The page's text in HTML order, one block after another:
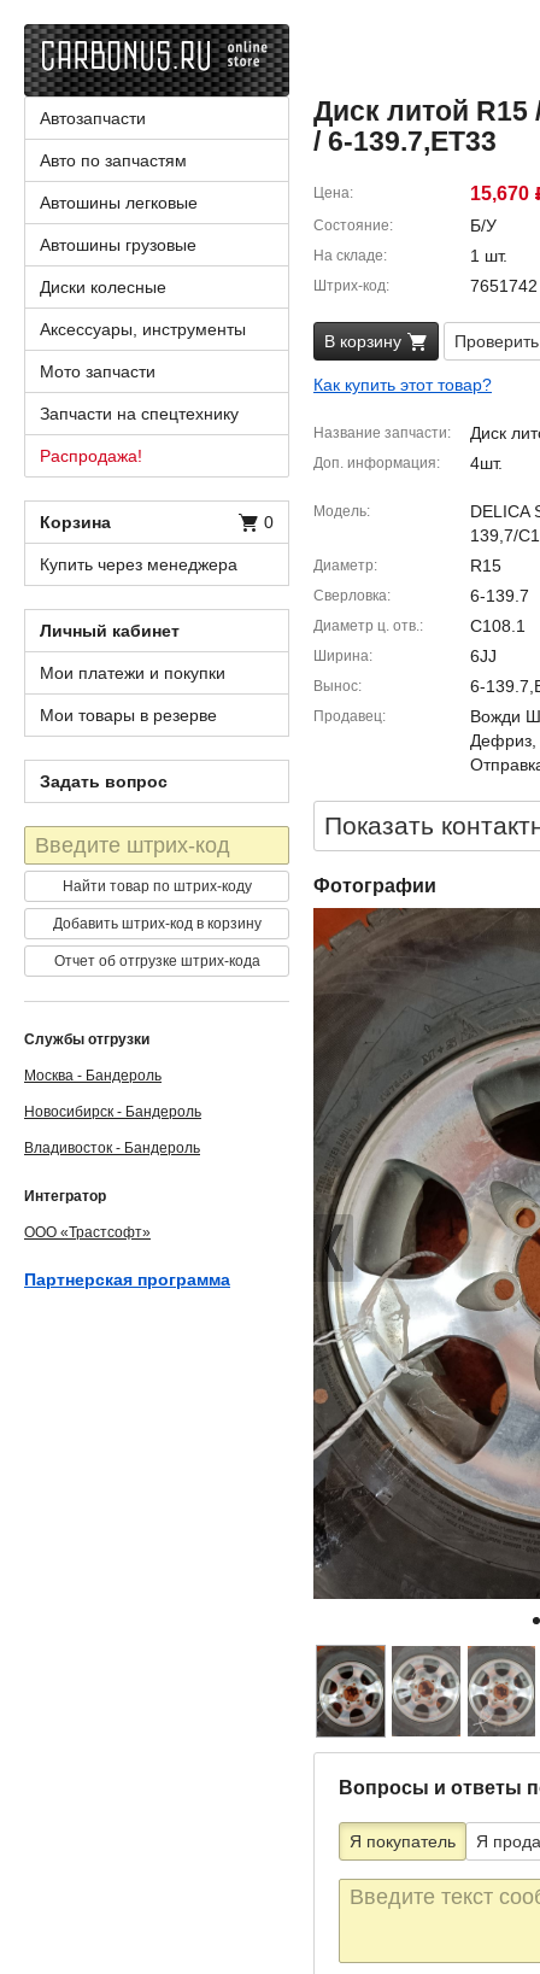
Диск литой R15
/ 6-139.7,ET33
Цена 15,670
Состояние Б/У
На складе 1 шт.
Штрих-код 7651742
В корзину
Как купить этот товар?
Название запчасти Диск
Доп. информация 4шт.
Модель
DELICA
139,7/
Диаметр R15
Сверловка 6-139.7
Диаметр ц. отв. C108.1
Ширина 6JJ
Вынос 6-
Продавец
Вожди
Дефриз,
Показать
Фотографии
Вопросы и ответы
Я покупатель Я
Текст
сообщения
Автозапчасти
Авто по запчастям
Автошины легковые
Автошины грузовые
Диски колесные
Аксессуары, инструменты
Мото запчасти
Запчасти на спецтехнику
Распродажа!
Корзина 0
Купить через менеджера
Личный кабинет
Мои платежи и покупки
Мои товары в резерве
Задать вопрос
Штрих-
код
Найти товар по штрих-коду
Добавить штрих-код в корзину
Отчет об отгрузке штрих-кода
Службы отгрузки
Москва - Бандероль
Новосибирск - Бандероль
Владивосток - Бандероль
Интегратор
ООО «Трастсофт»
Партнерская программа